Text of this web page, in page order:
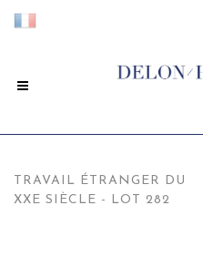
TRAVAIL ÉTRANGER DU
XXE SIÈCLE - LOT 282